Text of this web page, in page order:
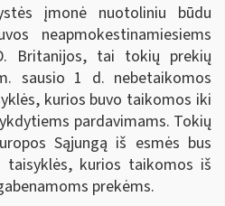
įmonė nuotoliniu būdu
neapmokestinamiesiems
Britanijos, tai tokių prekių
sausio 1 d. nebetaikomos
kurios buvo taikomos iki
pardavimams. Tokių
Sąjungą iš esmės bus
kurios taikomos iš
prekėms.